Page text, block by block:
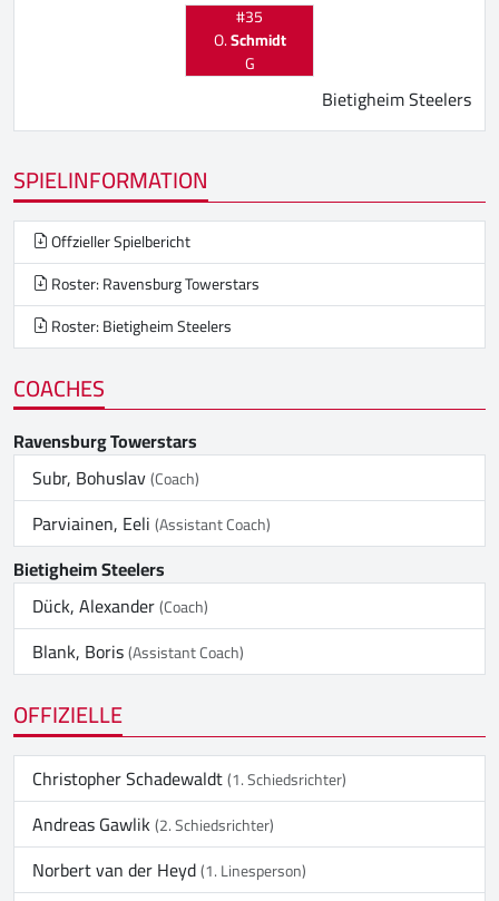
#35
O.Schmidt
G
Bietigheim Steelers
SPIELINFORMATION
Offzieller Spielbericht
Roster: Ravensburg Towerstars
Roster: Bietigheim Steelers
COACHES
Ravensburg Towerstars
Subr, Bohuslav(Coach)
Parviainen, Eeli(Assistant Coach)
Bietigheim Steelers
Dück, Alexander(Coach)
Blank, Boris(Assistant Coach)
OFFIZIELLE
Christopher Schadewaldt(1. Schiedsrichter)
Andreas Gawlik(2. Schiedsrichter)
Norbert van der Heyd(1. Linesperson)